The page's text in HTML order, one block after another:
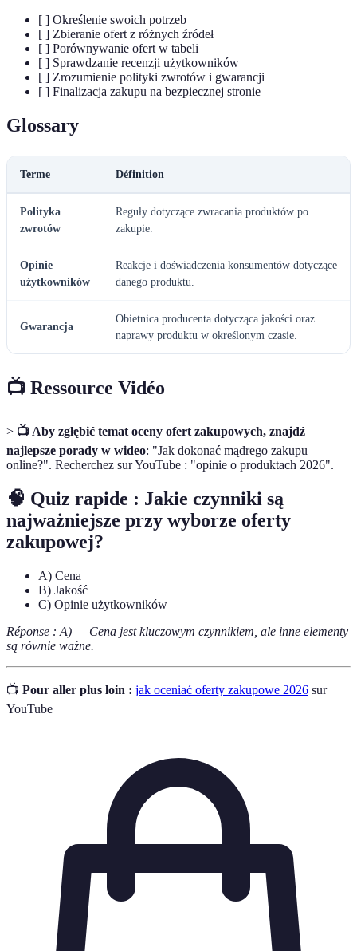
[ ] Określenie swoich potrzeb
[ ] Zbieranie ofert z różnych źródeł
[ ] Porównywanie ofert w tabeli
[ ] Sprawdzanie recenzji użytkowników
[ ] Zrozumienie polityki zwrotów i gwarancji
[ ] Finalizacja zakupu na bezpiecznej stronie
Glossary
Terme Définition
Polityka
zwrotów
Reguły dotyczące zwracania produktów po
zakupie.
Opinie
użytkowników
Reakcje i doświadczenia konsumentów dotyczące
danego produktu.
Gwarancja
Obietnica producenta dotycząca jakości oraz
naprawy produktu w określonym czasie.
📺 Ressource Vidéo
> 📺 Aby zgłębić temat oceny ofert zakupowych, znajdź
najlepsze porady w wideo: "Jak dokonać mądrego zakupu
online?". Recherchez sur YouTube : "opinie o produktach 2026".
🧠 Quiz rapide : Jakie czynniki są
najważniejsze przy wyborze oferty
zakupowej?
A) Cena
B) Jakość
C) Opinie użytkowników
Réponse : A) — Cena jest kluczowym czynnikiem, ale inne elementy
są równie ważne.
📺 Pour aller plus loin : jak oceniać oferty zakupowe 2026 sur
YouTube